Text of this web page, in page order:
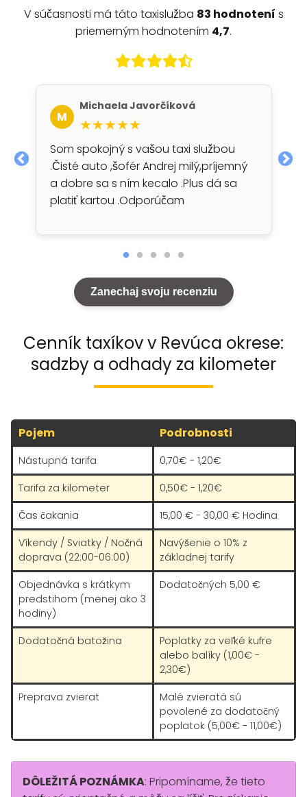
V súčasnosti má táto taxislužba 83 hodnotení s
priemerným hodnotením 4,7.
M
Michaela Javorčíková
★★★★★
Som spokojný s vašou taxi službou
.Čisté auto ,šofér Andrej milý,príjemný
a dobre sa s ním kecalo .Plus dá sa
platiť kartou .Odporúčam
Zanechaj svoju recenziu
Cenník taxíkov v Revúca okrese:
sadzby a odhady za kilometer
Pojem Podrobnosti
Nástupná tarifa
0,70€ - 1,20€
Tarifa za kilometer
0,50€ - 1,20€
Čas čakania
15,00 € - 30,00 € Hodina
Víkendy / Sviatky / Nočná
doprava (22:00-06:00)
Navýšenie o 10% z
základnej tarify
Objednávka s krátkym
predstihom (menej ako 3
hodiny)
Dodatočných 5,00 €
Dodatočná batožina
Poplatky za veľké kufre
alebo balíky (1,00€ -
2,30€)
Preprava zvierat
Malé zvieratá sú
povolené za dodatočný
poplatok (5,00€ - 11,00€)
DÔLEŽITÁ POZNÁMKA: Pripomíname, že tieto